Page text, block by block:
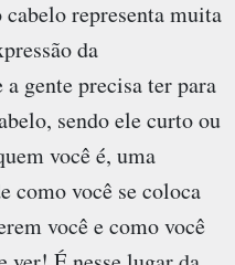
representa muita
da
gente precisa ter para
sendo ele curto ou
você é, uma
como você se coloca
você e como você